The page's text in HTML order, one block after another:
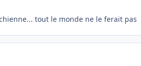
tout le monde ne le ferait pas